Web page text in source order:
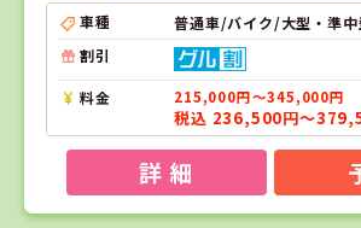
車種
普通車/バイク/大型・準中
割引
料金 215,000円～345,000円
税込 236,500円～
詳 細